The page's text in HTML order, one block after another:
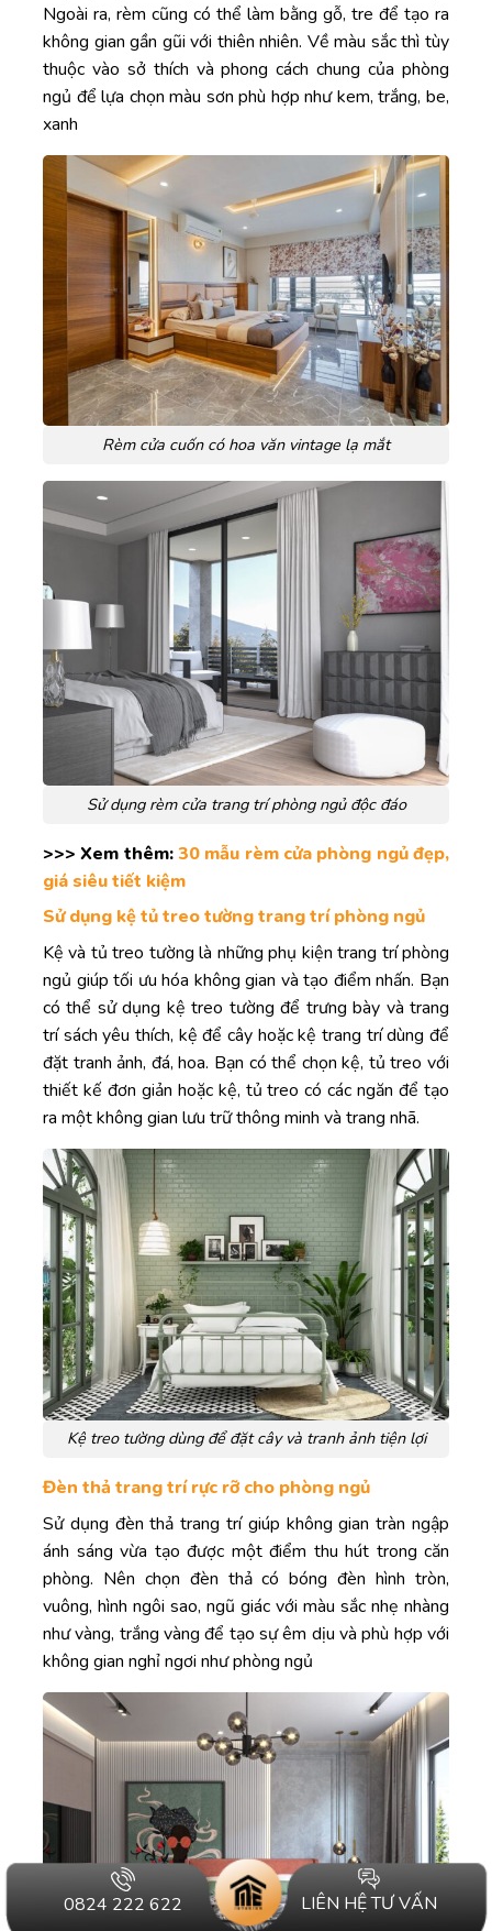
Ngoài ra, rèm cũng có thể làm bằng gỗ, tre để tạo ra
không gian gần gũi với thiên nhiên. Về màu sắc thì tùy
thuộc vào sở thích và phong cách chung của phòng
ngủ để lựa chọn màu sơn phù hợp như kem, trắng, be,
xanh
Rèm cửa cuốn có hoa văn vintage lạ mắt
Sử dụng rèm cửa trang trí phòng ngủ độc đáo
>>> Xem thêm:30 mẫu rèm cửa phòng ngủ đẹp,
giá siêu tiết kiệm
Sử dụng kệ tủ treo tường trang trí phòng ngủ
Kệ và tủ treo tường là những phụ kiện trang trí phòng
ngủ giúp tối ưu hóa không gian và tạo điểm nhấn. Bạn
có thể sử dụng kệ treo tường để trưng bày và trang
trí sách yêu thích, kệ để cây hoặc kệ trang trí dùng để
đặt tranh ảnh, đá, hoa. Bạn có thể chọn kệ, tủ treo với
thiết kế đơn giản hoặc kệ, tủ treo có các ngăn để tạo
ra một không gian lưu trữ thông minh và trang nhã.
Kệ treo tường dùng để đặt cây và tranh ảnh tiện lợi
Đèn thả trang trí rực rỡ cho phòng ngủ
Sử dụng đèn thả trang trí giúp không gian tràn ngập
ánh sáng vừa tạo được một điểm thu hút trong căn
phòng. Nên chọn đèn thả có bóng đèn hình tròn,
vuông, hình ngôi sao, ngũ giác với màu sắc nhẹ nhàng
như vàng, trắng vàng để tạo sự êm dịu và phù hợp với
không gian nghỉ ngơi như phòng ngủ
0824 222 622 LIÊN HỆ TƯ VẤN